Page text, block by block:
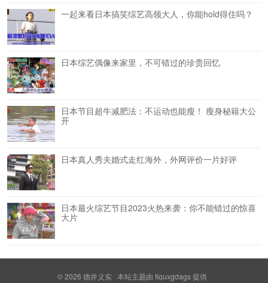
一起来看日本搞笑综艺高领大人，你能hold得住吗？
日本综艺偶像来家里，不可错过的珍贵回忆
日本节目超牛减肥法：不运动也能瘦！ 瘦身秘籍大公
开
日本真人秀夫婚式走红海外，外网评价一片好评
日本最火综艺节目2023火热来袭：你不能错过的惊喜
大片
© 2026 德井义实 本站主题由 flquxgdags提供